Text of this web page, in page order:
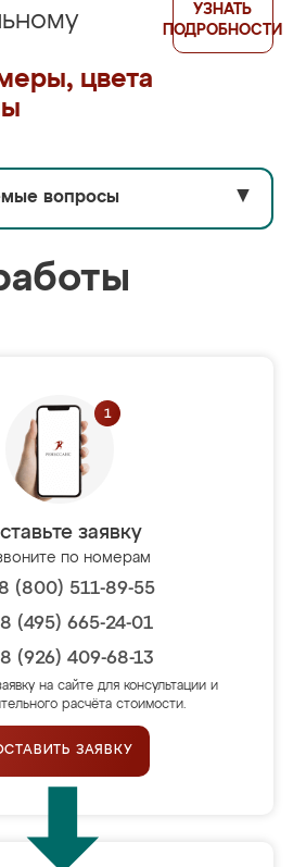
цвета
УЗНАТЬ
ПОДРОБНОСТИ
вопросы ▼
заявку
по номерам
(800) 511-89-55
8 (495) 665-24-01
8 (926) 409-68-13
на сайте для консультации и
расчёта стоимости.
ЗАЯВКУ